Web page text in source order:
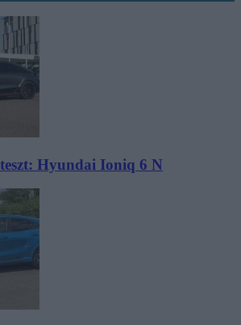
Hyundai Ioniq 6 N